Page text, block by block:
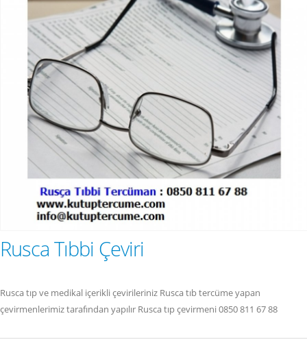
Rusca Tıbbi Çeviri
Rusca tıp ve medikal içerikli çevirileriniz Rusca tıb tercüme yapan
çevirmenlerimiz tarafından yapılır Rusca tıp çevirmeni 0850 811 67 88